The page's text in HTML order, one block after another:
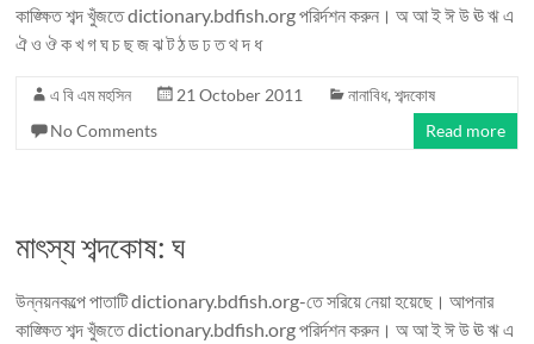
কাঙ্ক্ষিত শব্দ খুঁজতে dictionary.bdfish.org পরির্দশন করুন। অ আ ই ঈ উ ঊ ঋ এ
ঐ ও ঔ ক খ গ ঘ চ ছ জ ঝ ট ঠ ড ঢ ত থ দ ধ
এ বি এম মহসিন 21 October 2011 নানাবিধ,শব্দকোষ
No Comments
Read more
মাৎস্য শব্দকোষ: ঘ
উন্নয়নকল্পে পাতাটি dictionary.bdfish.org-তে সরিয়ে নেয়া হয়েছে। আপনার
কাঙ্ক্ষিত শব্দ খুঁজতে dictionary.bdfish.org পরির্দশন করুন। অ আ ই ঈ উ ঊ ঋ এ